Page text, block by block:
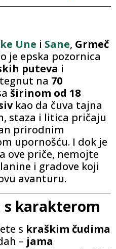
Une i Sane, Grmeč
je epska pozornica
puteva i
na 70
širinom od 18
kao da čuva tajna
staza i litica pričaju
prirodnim
upornošću. I dok je
ove priče, nemojte
i gradove koji
avanturu.
s karakterom
s kraškim čudima
– jama